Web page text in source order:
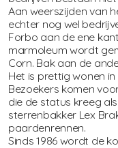
Aan weerszijden van
echter nog wel
Forbo aan de ene
marmoleum wordt
Corn. Bak aan de
Het is prettig wonen
Bezoekers komen
die de status kreeg
sterrenbakker Lex
paardenrennen.
Sinds 1986 wordt de